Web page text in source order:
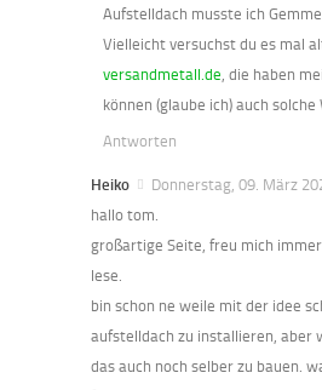
Aufstelldach musste ich
Vielleicht versuchst du es mal
versandmetall.de , die haben
können (glaube ich) auch solche
Antworten
Heiko
Donnerstag, 09. März
hallo tom.
großartige Seite, freu mich
lese.
bin schon ne weile mit der idee
aufstelldach zu installieren, aber
das auch noch selber zu bauen.